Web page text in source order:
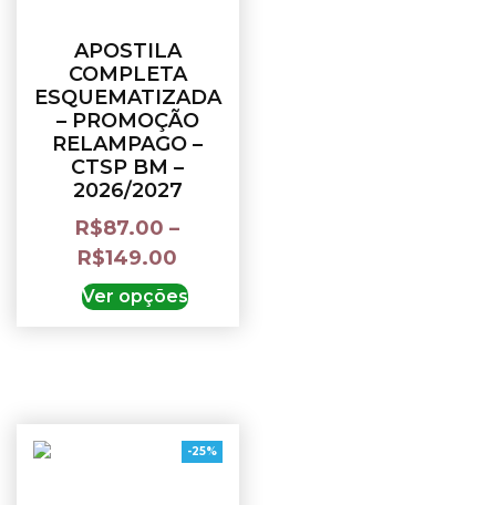
APOSTILA
COMPLETA
ESQUEMATIZADA
– PROMOÇÃO
RELAMPAGO –
CTSP BM –
2026/2027
R$87.00 –
R$149.00
Ver opções
-25%